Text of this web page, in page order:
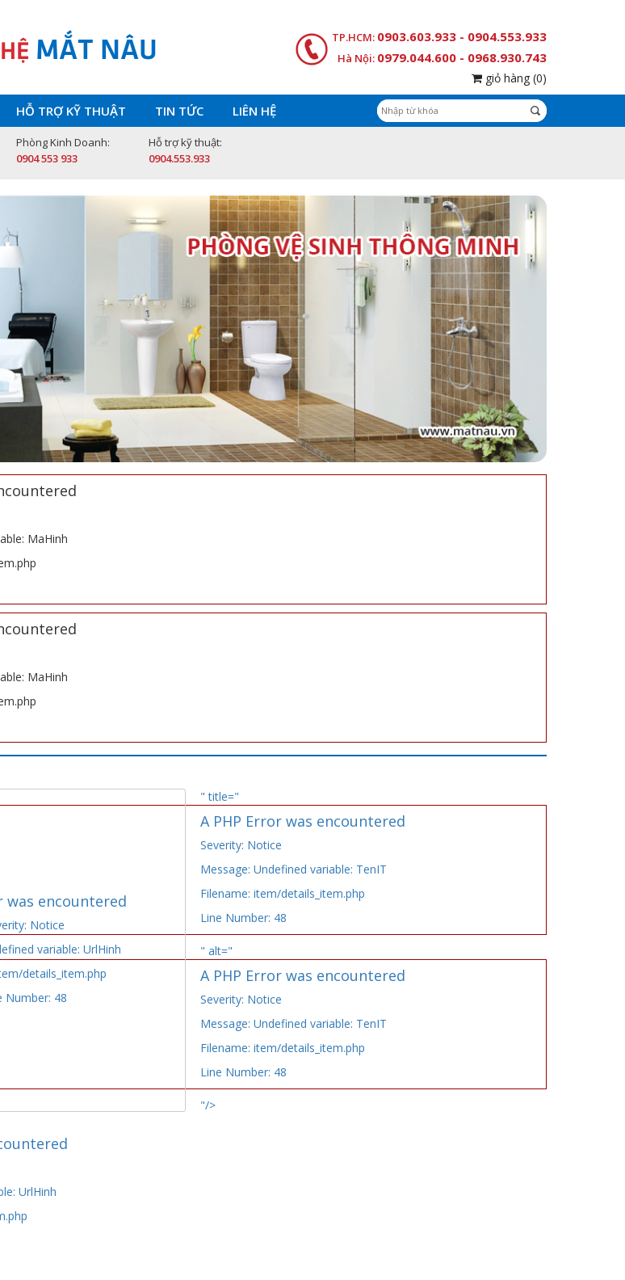
MẮT NÂU TP.HCM: 0903.603.933 - 0904.553.933
Hà Nội: 0979.044.600 - 0968.930.743
giỏ hàng (0)
HỖ TRỢ KỸ THUẬT TIN TỨC LIÊN HỆ
Phòng Kinh Doanh:
0904 553 933
Hỗ trợ kỹ thuật:
0904.553.933
MaHinh
MaHinh
was encountered
Notice
variable: UrlHinh
details_item.php
Number: 48
UrlHinh
" title="
A PHP Error was encountered
Severity: Notice
Message: Undefined variable: TenIT
Filename: item/details_item.php
Line Number: 48
" alt="
A PHP Error was encountered
Severity: Notice
Message: Undefined variable: TenIT
Filename: item/details_item.php
Line Number: 48
"/>